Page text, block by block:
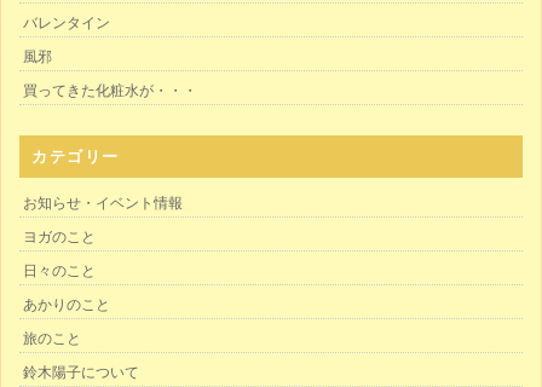
バレンタイン
風邪
買ってきた化粧水が・・・
カテゴリー
お知らせ・イベント情報
ヨガのこと
日々のこと
あかりのこと
旅のこと
鈴木陽子について